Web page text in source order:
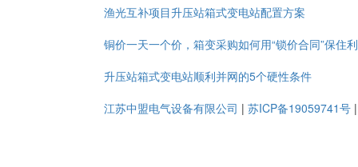
渔光互补项目升压站箱式变电站配置方案
铜价一天一个价，箱变采购如何用“锁价合同”保住
升压站箱式变电站顺利并网的5个硬性条件
江苏中盟电气设备有限公司 | 苏ICP备19059741号